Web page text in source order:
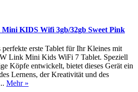
KIDS Wifi 3gb/32gb Sweet Pink
perfekte erste Tablet für Ihr Kleines mit
Link Mini Kids WiFi 7 Tablet. Speziell
Köpfe entwickelt, bietet dieses Gerät ein
Lernens, der Kreativität und des
Mehr »